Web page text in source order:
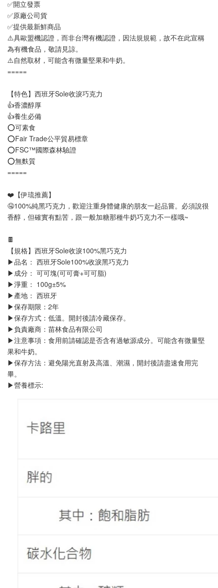
✅開立發票
✅原廠公司貨
✅提供最新鮮商品
⚠️具歐盟機認證，而非台灣有機認證，因法規規範，故不在此宣稱
為有機食品，敬請見諒。
⚠️自然取材，可能含有微量堅果和牛奶。
=====
【特色】西班牙Sole收淚巧克力
👍香濃醇厚
👍養生必備
⭕可素食
⭕Fair Trade公平貿易標章
⭕FSC™國際森林驗證
⭕無麩質
=====
❤️【伊琉推薦】
🤤100%純黑巧克力，歡迎注重身體健康的朋友一起品嘗。必須說很
香醇，但確實有點苦，跟一般加糖那種牛奶巧克力不一樣哦~
🍫
【規格】西班牙Sole收淚100%黑巧克力
▶品名： 西班牙Sole100%收淚黑巧克力
▶成分： 可可塊(可可膏+可可脂)
▶淨重： 100g±5%
▶產地： 西班牙
▶保存期限：2年
▶保存方式：低溫。開封後請冷藏保存。
▶負責廠商：苗林食品有限公司
▶注意事項：食用前請確認是否含有過敏源成分。可能含有微量堅
果和牛奶。
▶保存方法：避免陽光直射及高溫、潮濕，開封後請盡速食用完
畢。
▶營養標示: